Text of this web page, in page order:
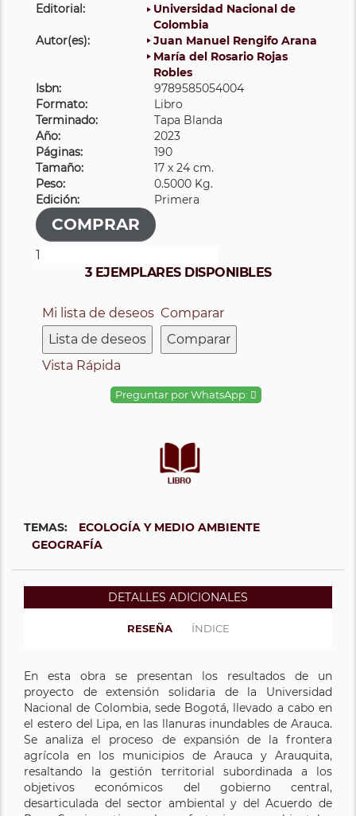
Editorial:
Universidad Nacional de
Colombia
Autor(es):
Juan Manuel Rengifo Arana
María del Rosario Rojas
Robles
Isbn:
9789585054004
Formato:
Libro
Terminado:
Tapa Blanda
Año:
2023
Páginas:
190
Tamaño:
17 x 24 cm.
Peso:
0.5000 Kg.
Edición:
Primera
3 EJEMPLARES DISPONIBLES
Mi lista de deseos
Lista de deseos
Comparar
Comparar
Vista Rápida
Preguntar por WhatsApp:
TEMAS:
ECOLOGÍA Y MEDIO AMBIENTE
GEOGRAFÍA
DETALLES ADICIONALES
RESEÑA ÍNDICE
En esta obra se presentan los resultados de un
proyecto de extensión solidaria de la Universidad
Nacional de Colombia, sede Bogotá, llevado a cabo en
el estero del Lipa, en las llanuras inundables de Arauca.
Se analiza el proceso de expansión de la frontera
agrícola en los municipios de Arauca y Arauquita,
resaltando la gestión territorial subordinada a los
objetivos económicos del gobierno central,
desarticulada del sector ambiental y del Acuerdo de